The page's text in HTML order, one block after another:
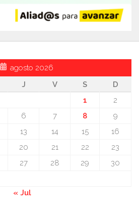
agosto 2026
J V S
D
1
2
6 7 8
9
13 14 15
16
20 21 22
23
27 28 29
30
« Jul